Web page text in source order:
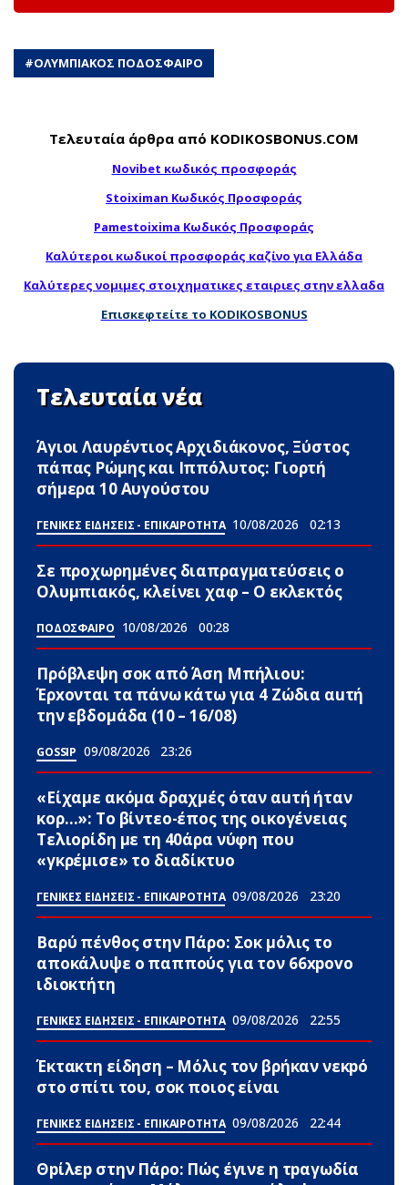
#ΟΛΥΜΠΙΑΚΟΣ ΠΟΔΟΣΦΑΙΡΟ
Τελευταία άρθρα από KODIKOSBONUS.COM
Novibet κωδικός προσφοράς
Stoiximan Κωδικός Προσφοράς
Pamestoixima Κωδικός Προσφοράς
Καλύτεροι κωδικοί προσφοράς καζίνο για Ελλάδα
Καλύτερες νομιμες στοιχηματικες εταιριες στην ελλαδα
Επισκεφτείτε το KODIKOSBONUS
Τελευταία νέα
Άγιοι Λαυρέντιος Αρχιδιάκονος, Ξύστος
πάπας Ρώμης και Ιππόλυτος: Γιορτή
σήμερα 10 Αυγούστου
ΓΕΝΙΚΕΣ ΕΙΔΗΣΕΙΣ - ΕΠΙΚΑΙΡΟΤΗΤΑ 10/08/2026 02:13
Σε προχωρημένες διαπραγματεύσεις ο
Ολυμπιακός, κλείνει χαφ – Ο εκλεκτός
ΠΟΔΟΣΦΑΙΡΟ 10/08/2026 00:28
Πρόβλεψη σoκ από Άση Μπήλιου:
Έρxονται τα πάνω κάτω για 4 Zώδια αuτή
την εβδομάδα (10 – 16/08)
GOSSIP 09/08/2026 23:26
«Είχαμε ακόμα δραχμές όταν αuτή ήταν
κορ…»: Το βίντεο-έπος της οικογένειας
Τελιορίδη με τη 40άρα νύφη που
«γκρέμισε» το διαδίκτυο
ΓΕΝΙΚΕΣ ΕΙΔΗΣΕΙΣ - ΕΠΙΚΑΙΡΟΤΗΤΑ 09/08/2026 23:20
Βαρύ πένθος στην Πάρο: Σoκ μόλις το
αποκάλυψε ο παππούς για τον 66xpovo
ιδιοκτήτη
ΓΕΝΙΚΕΣ ΕΙΔΗΣΕΙΣ - ΕΠΙΚΑΙΡΟΤΗΤΑ 09/08/2026 22:55
Έκτακτη είδηση – Μόλις τον βρήκαν νεκpό
στο σπίτι του, σoκ ποιος είναι
ΓΕΝΙΚΕΣ ΕΙΔΗΣΕΙΣ - ΕΠΙΚΑΙΡΟΤΗΤΑ 09/08/2026 22:44
Θpίλεp στην Πάρο: Πώς έγινε η τpαγωδία